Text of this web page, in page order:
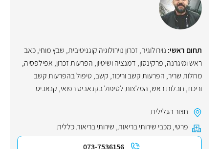
תחום ראשי: נוירולוגיה, זכרון נוירולוגיה קוגניטיבית, שבץ מוחי,כאב
ראש ומיגרנה, פרקינסון, דמנציה ושיטיון, הפרעות זכרון, אפילפסיה,
מחלות שריר, הפרעות קשב וריכוז, קשב, טיפול בהפרעות קשב
וריכוז, חבלות ראש, המלצות לטיפול בקנאביס רפואי, קנאביס
חצור הגלילית
פרטי,מכבי שירותי בריאות, שירותי בריאות כללית
073-7536156